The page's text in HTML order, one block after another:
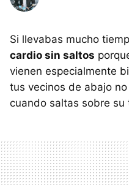
Si llevabas mucho
cardio sin saltos
vienen especialmente
tus vecinos de abajo
cuando saltas sobre